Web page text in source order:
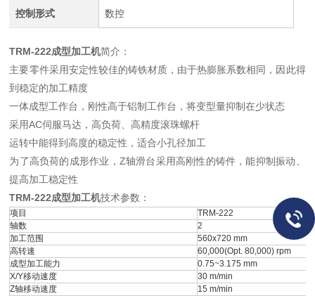
控制形式 数控
TRM-222成型加工机简介：
主要零件采用安定性较佳的铸铁材质，由于热膨胀系数相同，因此得
到稳定的加工精度
一体成型工作台，刚性高于铝制工作台，将变型量抑制在少状态
采用AC伺服马达，高负荷、高精度滚珠螺杆
运转中能得到高度的稳定性，适合小孔径加工
为了高负荷的成形作业，Z轴滑台采用高刚性的铸件，能抑制振动、
提高加工稳定性
TRM-222成型加工机技术参数：
项目
TRM-222
轴数
2
加工范围
560x720 mm
高转速
60,000(Opt. 80,000) rpm
成型加工能力
0.75~3.175 mm
X/Y移动速度
30 m/min
Z轴移动速度
15 m/min